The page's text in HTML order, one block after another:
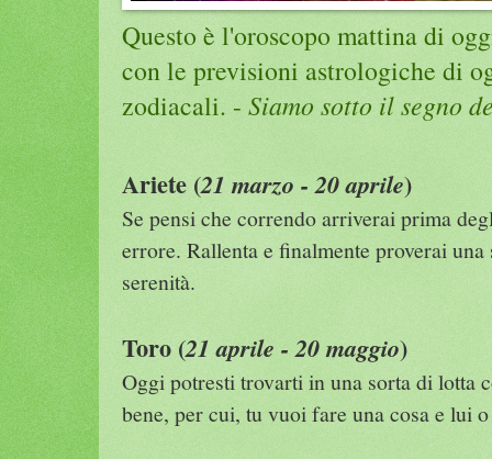
Questo è l'oroscopo mattina di
con le previsioni astrologiche di
zodiacali. - Siamo sotto il segno
Ariete (21 marzo - 20 aprile)
Se pensi che correndo arriverai prima
errore. Rallenta e finalmente proverai una
serenità.
Toro (21 aprile - 20 maggio)
Oggi potresti trovarti in una sorta di lotta
bene, per cui, tu vuoi fare una cosa e lui